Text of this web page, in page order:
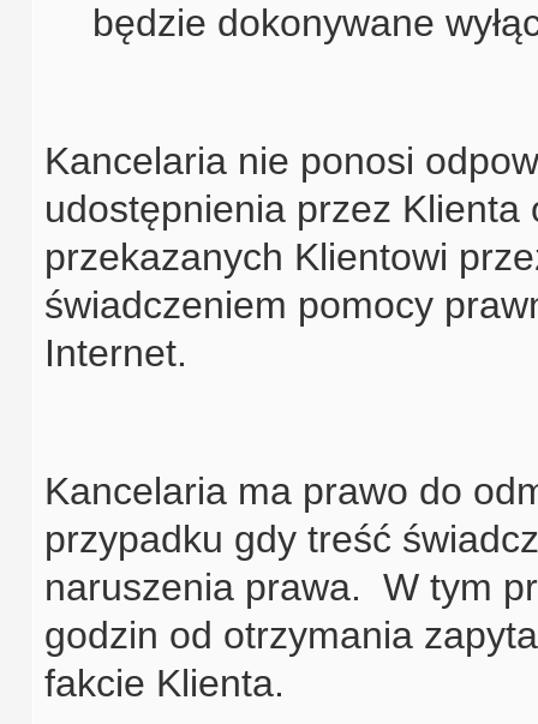
będzie dokonywane
Kancelaria nie ponosi
udostępnienia przez
przekazanych Klientowi
świadczeniem pomocy
Internet.
Kancelaria ma prawo do
przypadku gdy treść
naruszenia prawa. W tym
godzin od otrzymania
fakcie Klienta.